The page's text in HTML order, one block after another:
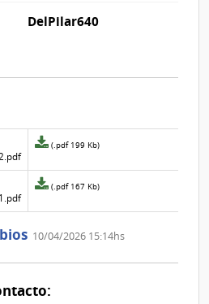
DelPilar640
Archivo
de
la
Nº
(.pdf 199 Kb)
Archivo
de
aclaración
0
(.pdf 167 Kb)
10/04/2026 15:14hs